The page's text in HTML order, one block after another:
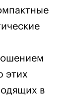
этих
в